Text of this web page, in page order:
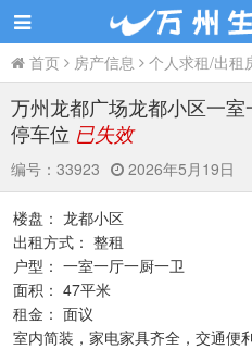
首页 房产信息 个人求租/出租
万州龙都广场龙都小区一
停车位 已失效
编号： 33923 2026年5月19日
楼盘： 龙都小区
出租方式： 整租
户型： 一室一厅一厨一卫
面积： 47平米
租金： 面议
室内简装，家电家具齐全，交通便